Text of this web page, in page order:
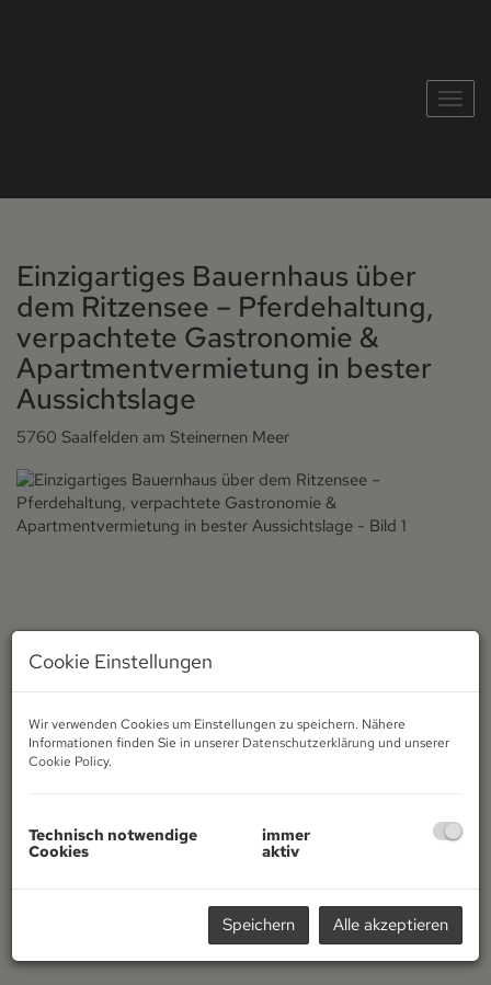
Einzigartiges Bauernhaus über
dem Ritzensee – Pferdehaltung,
verpachtete Gastronomie &
Apartmentvermietung in bester
Aussichtslage
5760 Saalfelden am Steinernen Meer
Cookie Einstellungen
Wir verwenden Cookies um Einstellungen zu speichern. Nähere
Informationen finden Sie in unserer Datenschutzerklärung und unserer
Cookie Policy.
Technisch notwendige
Cookies
immer
aktiv
Speichern Alle akzeptieren